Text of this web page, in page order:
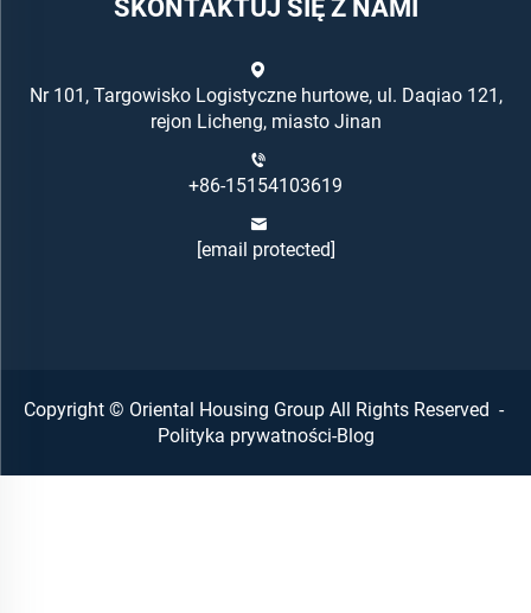
SKONTAKTUJ SIĘ Z NAMI
Nr 101, Targowisko Logistyczne hurtowe, ul. Daqiao 121,
rejon Licheng, miasto Jinan
+86-15154103619
[email protected]
Copyright © Oriental Housing Group All Rights Reserved -
Polityka prywatności-Blog